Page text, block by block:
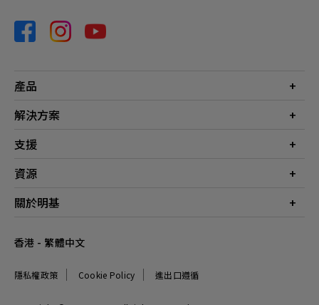
產品
投影機
燈具
解決方案
商業
電競
支援
聯絡我們
常見問答
服務網點
資源
投影機投射距離計算器
關於明基
品牌
隱私權政策 Cookie Policy 進出口遵循
香港 - 繁體中文